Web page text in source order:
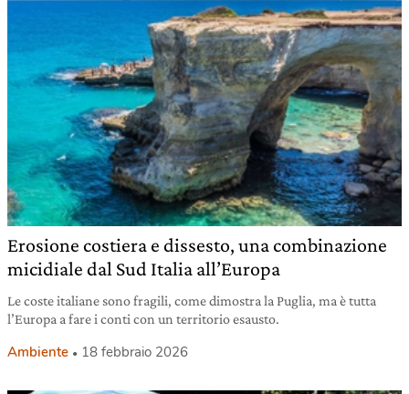
Erosione costiera e dissesto, una combinazione
micidiale dal Sud Italia all’Europa
Le coste italiane sono fragili, come dimostra la Puglia, ma è tutta
l’Europa a fare i conti con un territorio esausto.
Ambiente 18 febbraio 2026